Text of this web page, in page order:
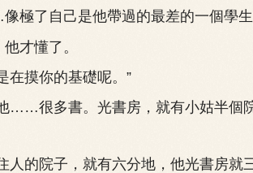
了自己是他帶過的最差的一個學生
才懂了。
摸你的基礎呢。”
很多書。光書房，就有小姑半個
的院子，就有六分地，他光書房就